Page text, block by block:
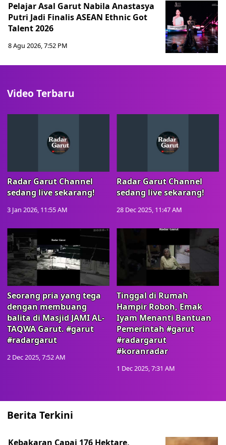
Pelajar Asal Garut Nabila Anastasya
Putri Jadi Finalis ASEAN Ethnic Got
Talent 2026
8 Agu 2026, 7:52 PM
Video Terbaru
Radar Garut Channel
sedang live sekarang!
3 Jan 2026, 11:55 AM
Radar Garut Channel
sedang live sekarang!
28 Dec 2025, 11:47 AM
Seorang pria yang tega
dengan membuang
balita di Masjid JAMI AL-
TAQWA Garut. #garut
#radargarut
2 Dec 2025, 7:52 AM
Tinggal di Rumah
Hampir Roboh, Emak
Iyam Menanti Bantuan
Pemerintah #garut
#radargarut
#koranradar
1 Dec 2025, 7:31 AM
Berita Terkini
Kebakaran Capai 176 Hektare,